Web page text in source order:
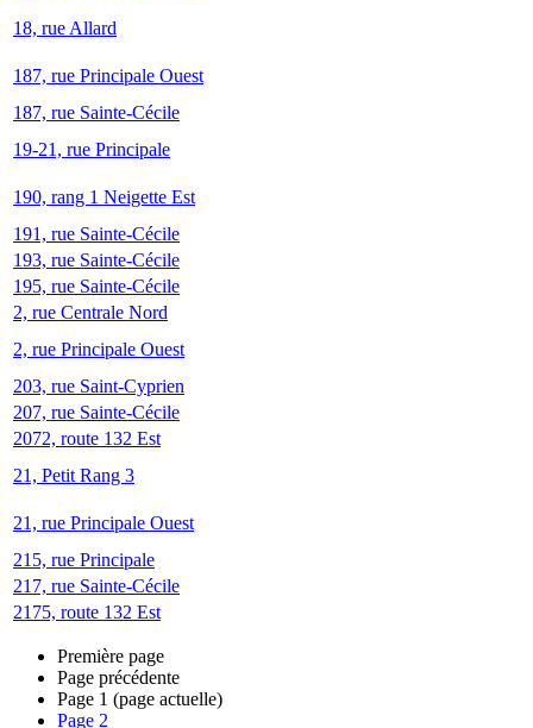
18, rue Allard
187, rue Principale Ouest
187, rue Sainte-Cécile
19-21, rue Principale
190, rang 1 Neigette Est
191, rue Sainte-Cécile
193, rue Sainte-Cécile
195, rue Sainte-Cécile
2, rue Centrale Nord
2, rue Principale Ouest
203, rue Saint-Cyprien
207, rue Sainte-Cécile
2072, route 132 Est
21, Petit Rang 3
21, rue Principale Ouest
215, rue Principale
217, rue Sainte-Cécile
2175, route 132 Est
Première page
Page précédente
Page 1 (page actuelle)
Page 2